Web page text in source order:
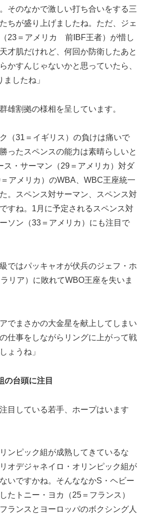
そのなかで激しい打ち合いをする三
ちが盛り上げましたね。ただ、ジェ
23＝アメリカ 前IBF王者）が惜し
才肌だけれど、何回か防衛したあと
かすんじゃないかと思っていたら、
したね」
割拠の様相を呈しています。
（31＝イギリス）の負けは痛いで
ったスペンスの能力は素晴らしいと
ス・サーマン（29＝アメリカ）対ダ
アメリカ）のWBA、WBC王座統一
。スペンス対サーマン、スペンス対
すね。1月に予定されるスペンス対
ソン（33＝アメリカ）にも注目で
はパッキャオが伏兵のジェフ・ホ
リア）に敗れてWBO王座を失いま
でまさかの大金星を献上してしまい
仕事をしながらリングに上がって戦
ょうね」
の台頭に注目
している若手、ホープはいます
ンピック組が成熟してきているな
オデジャネイロ・オリンピック組が
いですかね。そんななかS・ヘビー
たトニー・ヨカ（25＝フランス）
ランスとヨーロッパのボクシング人